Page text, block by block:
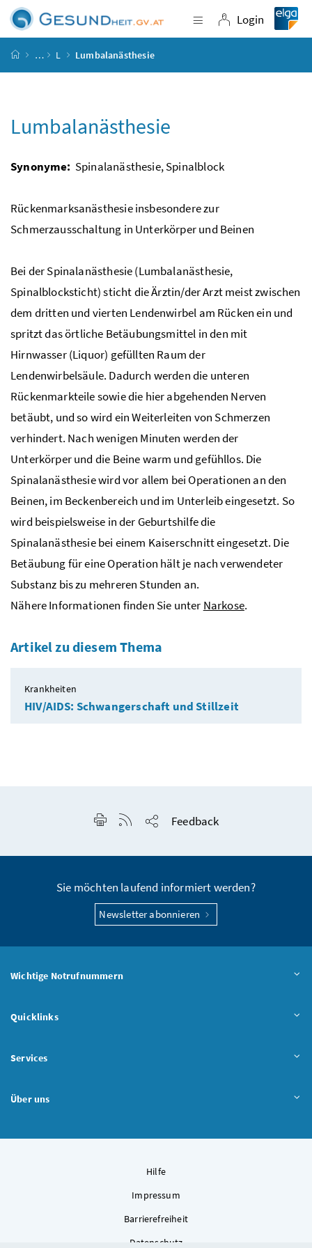
Zum Inhalt
Zum Hauptmenü
Zum Untermenü
Zur Suche
Navigation
Login
Login
Startseite
… L Lumbalanästhesie
Lumbalanästhesie
Synonyme: Spinalanästhesie, Spinalblock
Rückenmarksanästhesie insbesondere zur
Schmerzausschaltung in Unterkörper und Beinen
Bei der Spinalanästhesie (Lumbalanästhesie,
Spinalblocksticht) sticht die Ärztin/der Arzt meist zwischen
dem dritten und vierten Lendenwirbel am Rücken ein und
spritzt das örtliche Betäubungsmittel in den mit
Hirnwasser (Liquor) gefüllten Raum der
Lendenwirbelsäule. Dadurch werden die unteren
Rückenmarkteile sowie die hier abgehenden Nerven
betäubt, und so wird ein Weiterleiten von Schmerzen
verhindert. Nach wenigen Minuten werden der
Unterkörper und die Beine warm und gefühllos. Die
Spinalanästhesie wird vor allem bei Operationen an den
Beinen, im Beckenbereich und im Unterleib eingesetzt. So
wird beispielsweise in der Geburtshilfe die
Spinalanästhesie bei einem Kaiserschnitt eingesetzt. Die
Betäubung für eine Operation hält je nach verwendeter
Substanz bis zu mehreren Stunden an.
Nähere Informationen finden Sie unter Narkose.
Artikel zu diesem Thema
Krankheiten
HIV/AIDS: Schwangerschaft und Stillzeit
Seite drucken
RSS-Feed anzeigen
Feedback
Sie möchten laufend informiert werden?
Newsletter abonnieren
Wichtige Notrufnummern
Quicklinks
Services
Über uns
Hilfe
Impressum
Barrierefreiheit
Datenschutz